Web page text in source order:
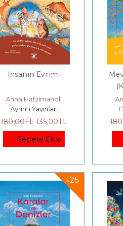
İnsanın Evrimi
Anna Hatzimanoli
Ayrıntı Yayınları
180,00TL 135,00TL
Sepete Ekle
180
%25